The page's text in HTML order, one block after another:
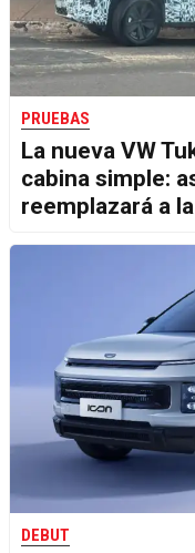
PRUEBAS
La nueva VW
cabina simple:
reemplazará a
DEBUT